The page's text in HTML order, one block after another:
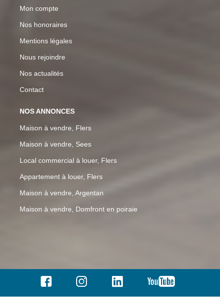
Mon compte
Nos honoraires
Mentions légales
Nous rejoindre
Nos actualités
Contact
NOS ANNONCES
Maison à vendre, Flers
Maison à vendre, Sees
Local commercial à louer, Flers
Appartement à louer, Flers
Maison à vendre, Argentan
Maison à vendre, Domfront en poiraie